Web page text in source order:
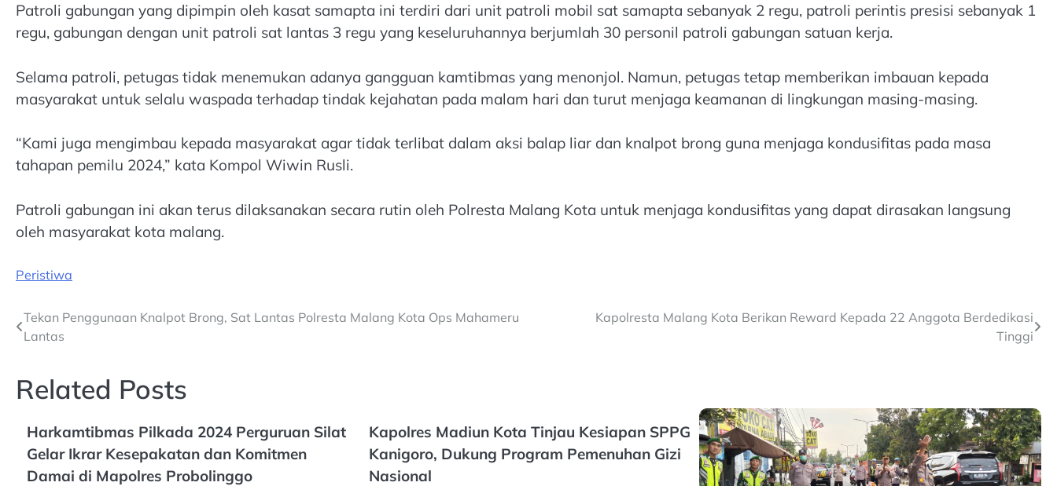
Patroli gabungan yang dipimpin oleh kasat samapta ini terdiri dari unit patroli mobil sat samapta sebanyak 2 regu, patroli perintis presisi sebanyak 1
regu, gabungan dengan unit patroli sat lantas 3 regu yang keseluruhannya berjumlah 30 personil patroli gabungan satuan kerja.
Selama patroli, petugas tidak menemukan adanya gangguan kamtibmas yang menonjol. Namun, petugas tetap memberikan imbauan kepada
masyarakat untuk selalu waspada terhadap tindak kejahatan pada malam hari dan turut menjaga keamanan di lingkungan masing-masing.
“Kami juga mengimbau kepada masyarakat agar tidak terlibat dalam aksi balap liar dan knalpot brong guna menjaga kondusifitas pada masa
tahapan pemilu 2024,” kata Kompol Wiwin Rusli.
Patroli gabungan ini akan terus dilaksanakan secara rutin oleh Polresta Malang Kota untuk menjaga kondusifitas yang dapat dirasakan langsung
oleh masyarakat kota malang.
Peristiwa
Post
Tekan Penggunaan Knalpot Brong, Sat Lantas Polresta Malang Kota Ops Mahameru
Lantas
Kapolresta Malang Kota Berikan Reward Kepada 22 Anggota Berdedikasi
Tinggi
Related Posts
Harkamtibmas Pilkada 2024 Perguruan Silat
Gelar Ikrar Kesepakatan dan Komitmen
Damai di Mapolres Probolinggo
Kapolres Madiun Kota Tinjau Kesiapan SPPG
Kanigoro, Dukung Program Pemenuhan Gizi
Nasional